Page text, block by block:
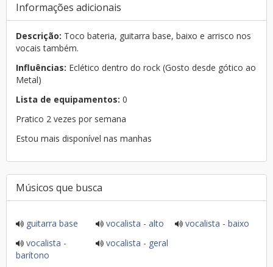
Informações adicionais
Descrição: Toco bateria, guitarra base, baixo e arrisco nos
vocais também.
Influências: Eclético dentro do rock (Gosto desde gótico ao
Metal)
Lista de equipamentos: 0
Pratico 2 vezes por semana
Estou mais disponível nas manhas
Músicos que busca
guitarra base vocalista - alto
vocalista - baixo
vocalista -
barítono
vocalista - geral